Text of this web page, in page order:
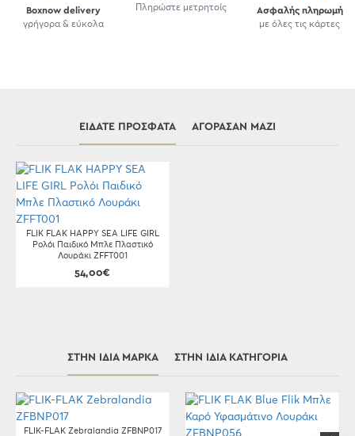
Boxnow delivery
γρήγορα & εύκολα
Πληρώστε μετρητοίς
Ασφαλής πληρωμή
με όλες τις κάρτες
ΕΊΔΑΤΕ ΠΡΌΣΦΑΤΑ ΑΓΌΡΑΣΑΝ ΜΑΖΊ
FLIK FLAK HAPPY SEA LIFE GIRL
Ρολόι Παιδικό Μπλε Πλαστικό
Λουράκι ZFFT001
54,00€
ΣΤΗΝ ΊΔΙΑ ΜΆΡΚΑ ΣΤΗΝ ΊΔΙΑ ΚΑΤΗΓΟΡΊΑ
FLIK-FLAK Zebralandia ZFBNP017